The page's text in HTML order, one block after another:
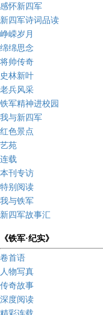
感怀新四军
新四军诗词品读
峥嵘岁月
绵绵思念
将帅传奇
史林新叶
老兵风采
铁军精神进校园
我与新四军
红色景点
艺苑
连载
本刊专访
特别阅读
我与铁军
新四军故事汇
《铁军·纪实》
卷首语
人物写真
传奇故事
深度阅读